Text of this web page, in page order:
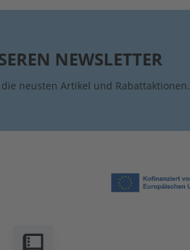
NEWSLETTER
neusten Artikel und Rabattaktionen.